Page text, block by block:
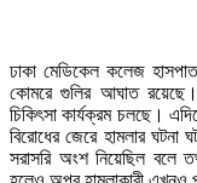
ঢাকা মেডিকেল কলেজ
কোমরে গুলির আঘাত
চিকিৎসা কার্যক্রম চলছে।
বিরোধের জেরে হামলার
সরাসরি অংশ নিয়েছিল